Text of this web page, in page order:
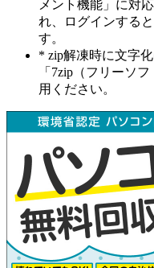
メント機能」に対
れ、ログインする
す。
* zip解凍時に文字
「7zip（フリーソ
用ください。